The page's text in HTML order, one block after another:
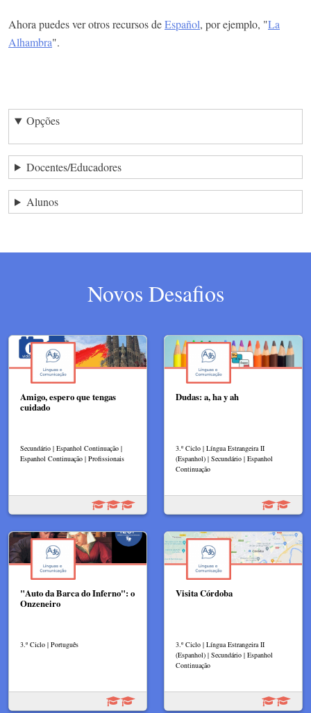
Ahora puedes ver otros recursos deEspañol, por ejemplo, "La
Alhambra".
Opções
Docentes/Educadores
Alunos
Novos Desafios
Amigo, espero que tengas
cuidado
Secundário | Espanhol Continuação |
Espanhol Continuação | Profissionais
Dudas: a, ha y ah
3.º Ciclo | Língua Estrangeira II
(Espanhol) | Secundário | Espanhol
Continuação
"Auto da Barca do Inferno": o
Onzeneiro
3.º Ciclo | Português
Visita Córdoba
3.º Ciclo | Língua Estrangeira II
(Espanhol) | Secundário | Espanhol
Continuação